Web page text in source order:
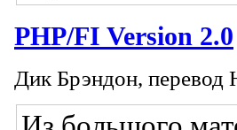
PHP/FI Version 2.0
Дик Брэндон, перевод